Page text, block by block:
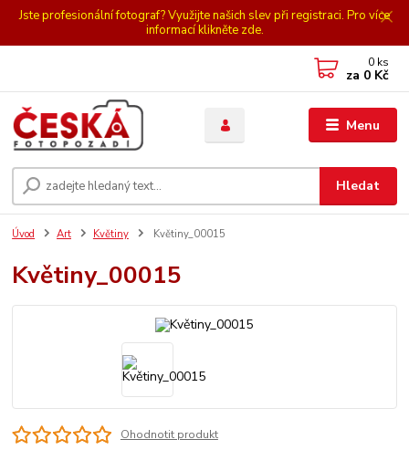
Jste profesionální fotograf? Využijte našich slev při registraci. Pro více
informací klikněte zde.
Menu
Hledat
0 ks
za 0 Kč
Úvod Art Květiny Květiny_00015
Květiny_00015
Ohodnotit produkt